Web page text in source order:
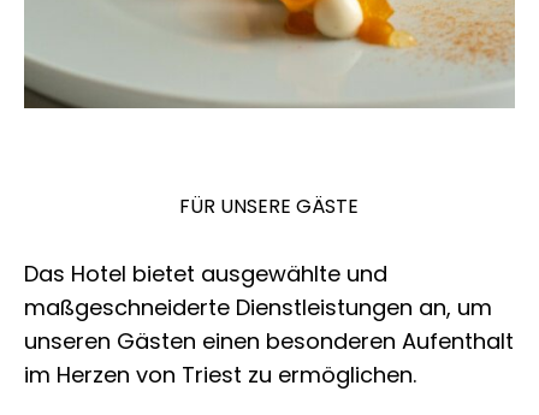
FÜR UNSERE GÄSTE
Das Hotel bietet ausgewählte und
maßgeschneiderte Dienstleistungen an, um
unseren Gästen einen besonderen Aufenthalt
im Herzen von Triest zu ermöglichen.